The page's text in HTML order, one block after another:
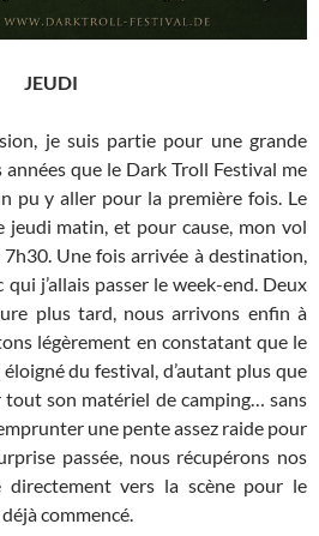
JEUDI
je suis partie pour une grande
que le Dark Troll Festival me
pu y aller pour la première fois. Le
matin, et pour cause, mon vol
Une fois arrivée à destination,
j’allais passer le week-end. Deux
plus tard, nous arrivons enfin à
légèrement en constatant que le
du festival, d’autant plus que
son matériel de camping… sans
une pente assez raide pour
passée, nous récupérons nos
directement vers la scène pour le
commencé.